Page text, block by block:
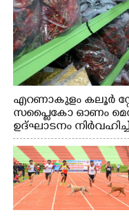
എറണാകുളം കലൂർ
സപ്ളൈകോ ഓണം
ഉദ്ഘാടനം നിർവഹിച്ച്
വി.ഡി. സതീശൻ.